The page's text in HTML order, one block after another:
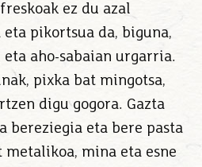
ez du azal
pikortsua da, biguna,
aho-sabaian urgarria.
pixka bat mingotsa,
digu gogora. Gazta
bereziegia eta bere pasta
metalikoa, mina eta esne